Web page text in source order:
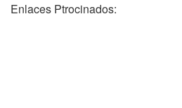
Enlaces Ptrocinados: